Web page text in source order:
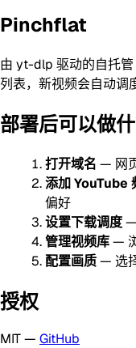
Pinchflat
由 yt-dlp 驱动的自托管
列表，新视频会自动调
部署后可以做
打开域名 — 网
添加 YouTube
偏好
设置下载调度—
管理视频库—
配置画质— 选
授权
MIT — GitHub